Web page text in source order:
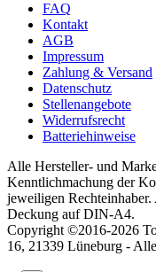
FAQ
Kontakt
AGB
Impressum
Zahlung & Versand
Datenschutz
Stellenangebote
Widerrufsrecht
Batteriehinweise
Alle Hersteller- und
Kenntlichmachung der
jeweiligen
Deckung auf DIN-A4.
Copyright ©2016-2026
16, 21339 Lüneburg -